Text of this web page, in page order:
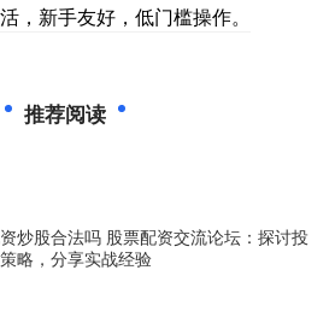
，新手友好，低门槛操作。
推荐阅读
炒股合法吗 股票配资交流论坛：探讨投
略，分享实战经验